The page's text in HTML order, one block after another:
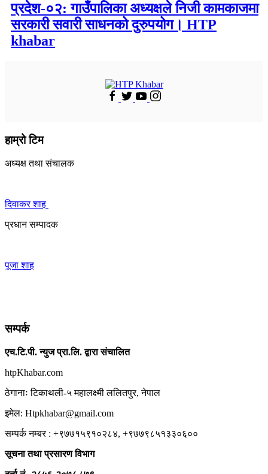
प्रदेश-०२: गाउँपालिका अध्यक्षले निजी कामकाजमा
सरकारी सवारी साधनको दुरुपयोग। HTP
khabar
हाम्रो टिम
अध्यक्ष तथा संचालक
दिवाकर शाह
प्रधान सम्पादक
पूजा शाह
सम्पर्क
एच.टि.पी. न्युज प्रा.लि. द्वारा संचालित
htpKhabar.com
ठेगानाः टिकाथली-५ महालक्ष्मी ललितपुर, नेपाल
इमेल: Htpkhabar@gmail.com
सम्पर्क नम्बर : +९७७१५९१०२८४, +९७७९८५१३३०६००
सूचना तथा प्रसारण विभाग